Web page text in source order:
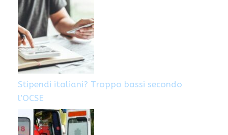
Stipendi italiani? Troppo bassi secondo
l’OCSE